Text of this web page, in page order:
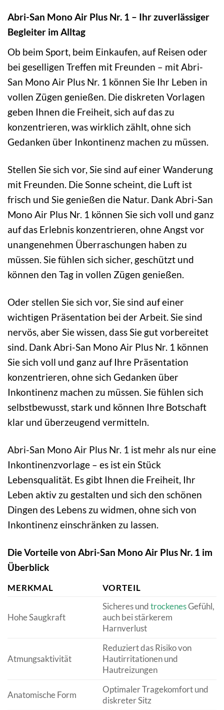
Abri-San Mono Air Plus Nr. 1 – Ihr zuverlässiger
Begleiter im Alltag
Ob beim Sport, beim Einkaufen, auf Reisen oder
bei geselligen Treffen mit Freunden – mit Abri-
San Mono Air Plus Nr. 1 können Sie Ihr Leben in
vollen Zügen genießen. Die diskreten Vorlagen
geben Ihnen die Freiheit, sich auf das zu
konzentrieren, was wirklich zählt, ohne sich
Gedanken über Inkontinenz machen zu müssen.
Stellen Sie sich vor, Sie sind auf einer Wanderung
mit Freunden. Die Sonne scheint, die Luft ist
frisch und Sie genießen die Natur. Dank Abri-San
Mono Air Plus Nr. 1 können Sie sich voll und ganz
auf das Erlebnis konzentrieren, ohne Angst vor
unangenehmen Überraschungen haben zu
müssen. Sie fühlen sich sicher, geschützt und
können den Tag in vollen Zügen genießen.
Oder stellen Sie sich vor, Sie sind auf einer
wichtigen Präsentation bei der Arbeit. Sie sind
nervös, aber Sie wissen, dass Sie gut vorbereitet
sind. Dank Abri-San Mono Air Plus Nr. 1 können
Sie sich voll und ganz auf Ihre Präsentation
konzentrieren, ohne sich Gedanken über
Inkontinenz machen zu müssen. Sie fühlen sich
selbstbewusst, stark und können Ihre Botschaft
klar und überzeugend vermitteln.
Abri-San Mono Air Plus Nr. 1 ist mehr als nur eine
Inkontinenzvorlage – es ist ein Stück
Lebensqualität. Es gibt Ihnen die Freiheit, Ihr
Leben aktiv zu gestalten und sich den schönen
Dingen des Lebens zu widmen, ohne sich von
Inkontinenz einschränken zu lassen.
Die Vorteile von Abri-San Mono Air Plus Nr. 1 im
Überblick
MERKMAL VORTEIL
Hohe Saugkraft
Sicheres undtrockenesGefühl,
auch bei stärkerem
Harnverlust
Atmungsaktivität
Reduziert das Risiko von
Hautirritationen und
Hautreizungen
Anatomische Form
Optimaler Tragekomfort und
diskreter Sitz